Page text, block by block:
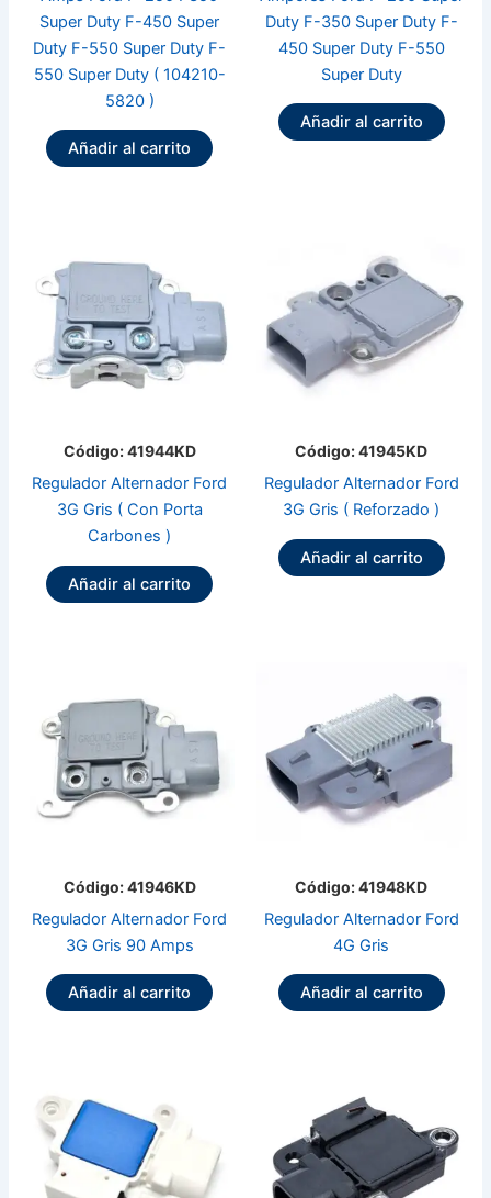
Super Duty F-450 Super
Duty F-550 Super Duty F-
550 Super Duty ( 104210-
5820 )
Añadir al carrito
Duty F-350 Super Duty F-
450 Super Duty F-550
Super Duty
Añadir al carrito
Código: 41944KD
Regulador Alternador Ford
3G Gris ( Con Porta
Carbones )
Añadir al carrito
Código: 41945KD
Regulador Alternador Ford
3G Gris ( Reforzado )
Añadir al carrito
Código: 41946KD
Regulador Alternador Ford
3G Gris 90 Amps
Añadir al carrito
Código: 41948KD
Regulador Alternador Ford
4G Gris
Añadir al carrito